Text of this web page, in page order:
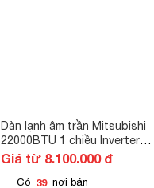
Dàn lạnh âm trần Mitsubishi
22000BTU 1 chiều Inverter
FDTC60VH
Giá từ 8.100.000 đ
Có 39 nơi bán